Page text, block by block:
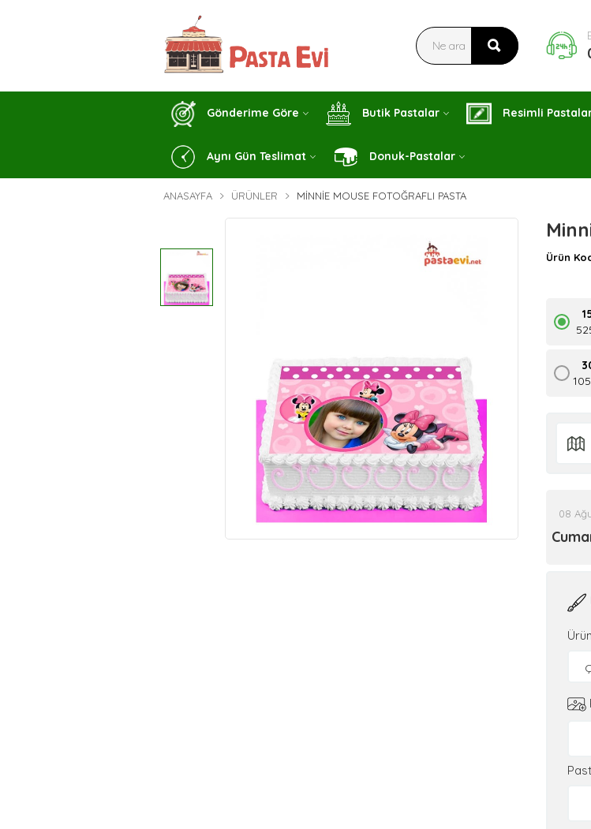
Gönderime Göre Butik Pastalar Resimli
Aynı Gün Teslimat Donuk-Pastalar
ANASAYFA ÜRÜNLER MINNIE MOUSE FOTOĞRAFLI PASTA
Ürün
08